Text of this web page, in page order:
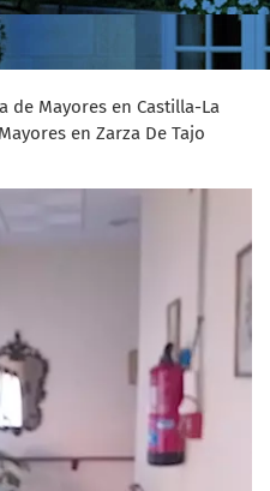
de Mayores en Castilla-La
en Zarza De Tajo